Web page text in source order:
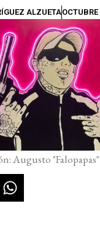
ALZUETA
Augusto